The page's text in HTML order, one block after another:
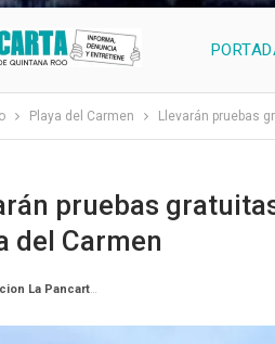
Playa del Carmen Llevarán pruebas
pruebas
del Carmen
Pancarta De Quintana Roo